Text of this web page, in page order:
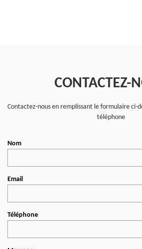
CONTACTEZ-
Contactez-nous en remplissant le formulaire ci-
téléphone
Nom
Email
Téléphone